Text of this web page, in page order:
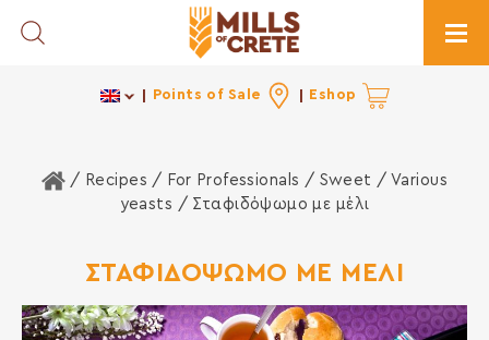
Toggle Search
Points of Sale Eshop
Home
/ Recipes / For Professionals / Sweet / Various
yeasts / Σταφιδόψωμο με μέλι
ΣΤΑΦΙΔΟΨΩΜΟ ΜΕ ΜΕΛΙ